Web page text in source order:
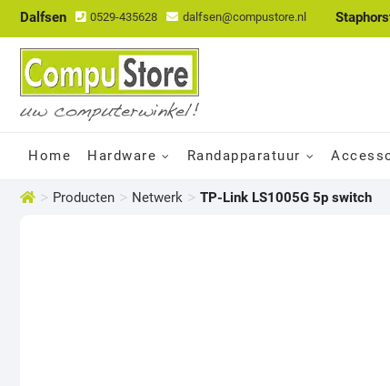
Dalfsen 0529-435628 dalfsen@compustore.nl
Home Hardware Randapparatuur
> Producten > Netwerk > TP-Link LS1005G 5p switch